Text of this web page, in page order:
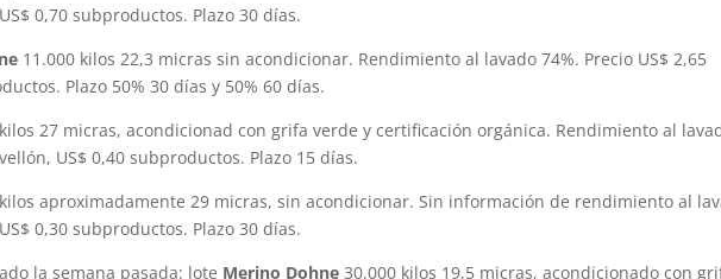
0,70 subproductos. Plazo 30 días.
11.000 kilos 22,3 micras sin acondicionar. Rendimiento al lavado 74%. Precio US$ 2,65
Plazo 50% 30 días y 50% 60 días.
27 micras, acondicionad con grifa verde y certificación orgánica. Rendimiento al
US$ 0,40 subproductos. Plazo 15 días.
aproximadamente 29 micras, sin acondicionar. Sin información de rendimiento al
0,30 subproductos. Plazo 30 días.
la semana pasada: lote Merino Dohne 30.000 kilos 19,5 micras, acondicionado con